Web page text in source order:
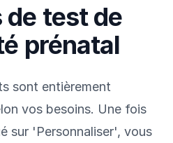
de test de
prénatal
sont entièrement
vos besoins. Une fois
sur 'Personnaliser', vous